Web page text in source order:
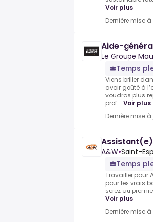
Voir plus
Dernière mise
Aide-
Le Groupe
Temps
Viens briller
avoir goûté à
voudras plus
prof... Voir plus
Dernière mise à
A&W•Saint-
Temps
Travailler pour
pour les vrais
serez au
Voir plus
Dernière mise